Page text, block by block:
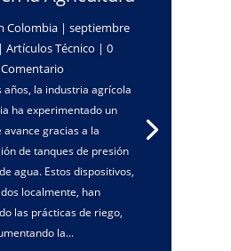
Colombia| septiembre
Artículos Técnico | 0
Comentario
años, la industria agrícola
ha experimentado un
avance gracias a la
de tanques de presión
agua. Estos dispositivos,
localmente, han
las prácticas de riego,
la...